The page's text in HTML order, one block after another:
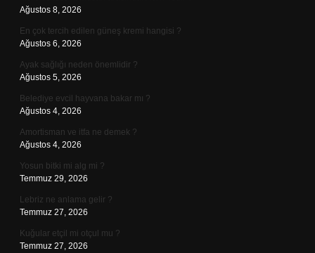
Ağustos 8, 2026
En çok tercih edilen güneş kremi hangisi ?
Ağustos 6, 2026
Ayak sağlığı neden önemlidir ?
Ağustos 5, 2026
Belediye evcil hayvana bakar mı ?
Ağustos 4, 2026
Amortisman ve itfa ne demek ?
Ağustos 4, 2026
Yosun bitki mi alg mi ?
Temmuz 29, 2026
Lebriz ne anlama gelir ?
Temmuz 27, 2026
Kuğular etçil mi otçul mu ?
Temmuz 27, 2026